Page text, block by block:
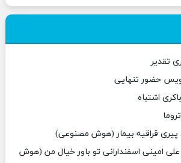
تقدیر
ویس حضور تنهایی
اشتباه
پیری قراقیه بیمار (هوش مصنوعی)
امینی اسفندارانی تو باور خیال من (هوش